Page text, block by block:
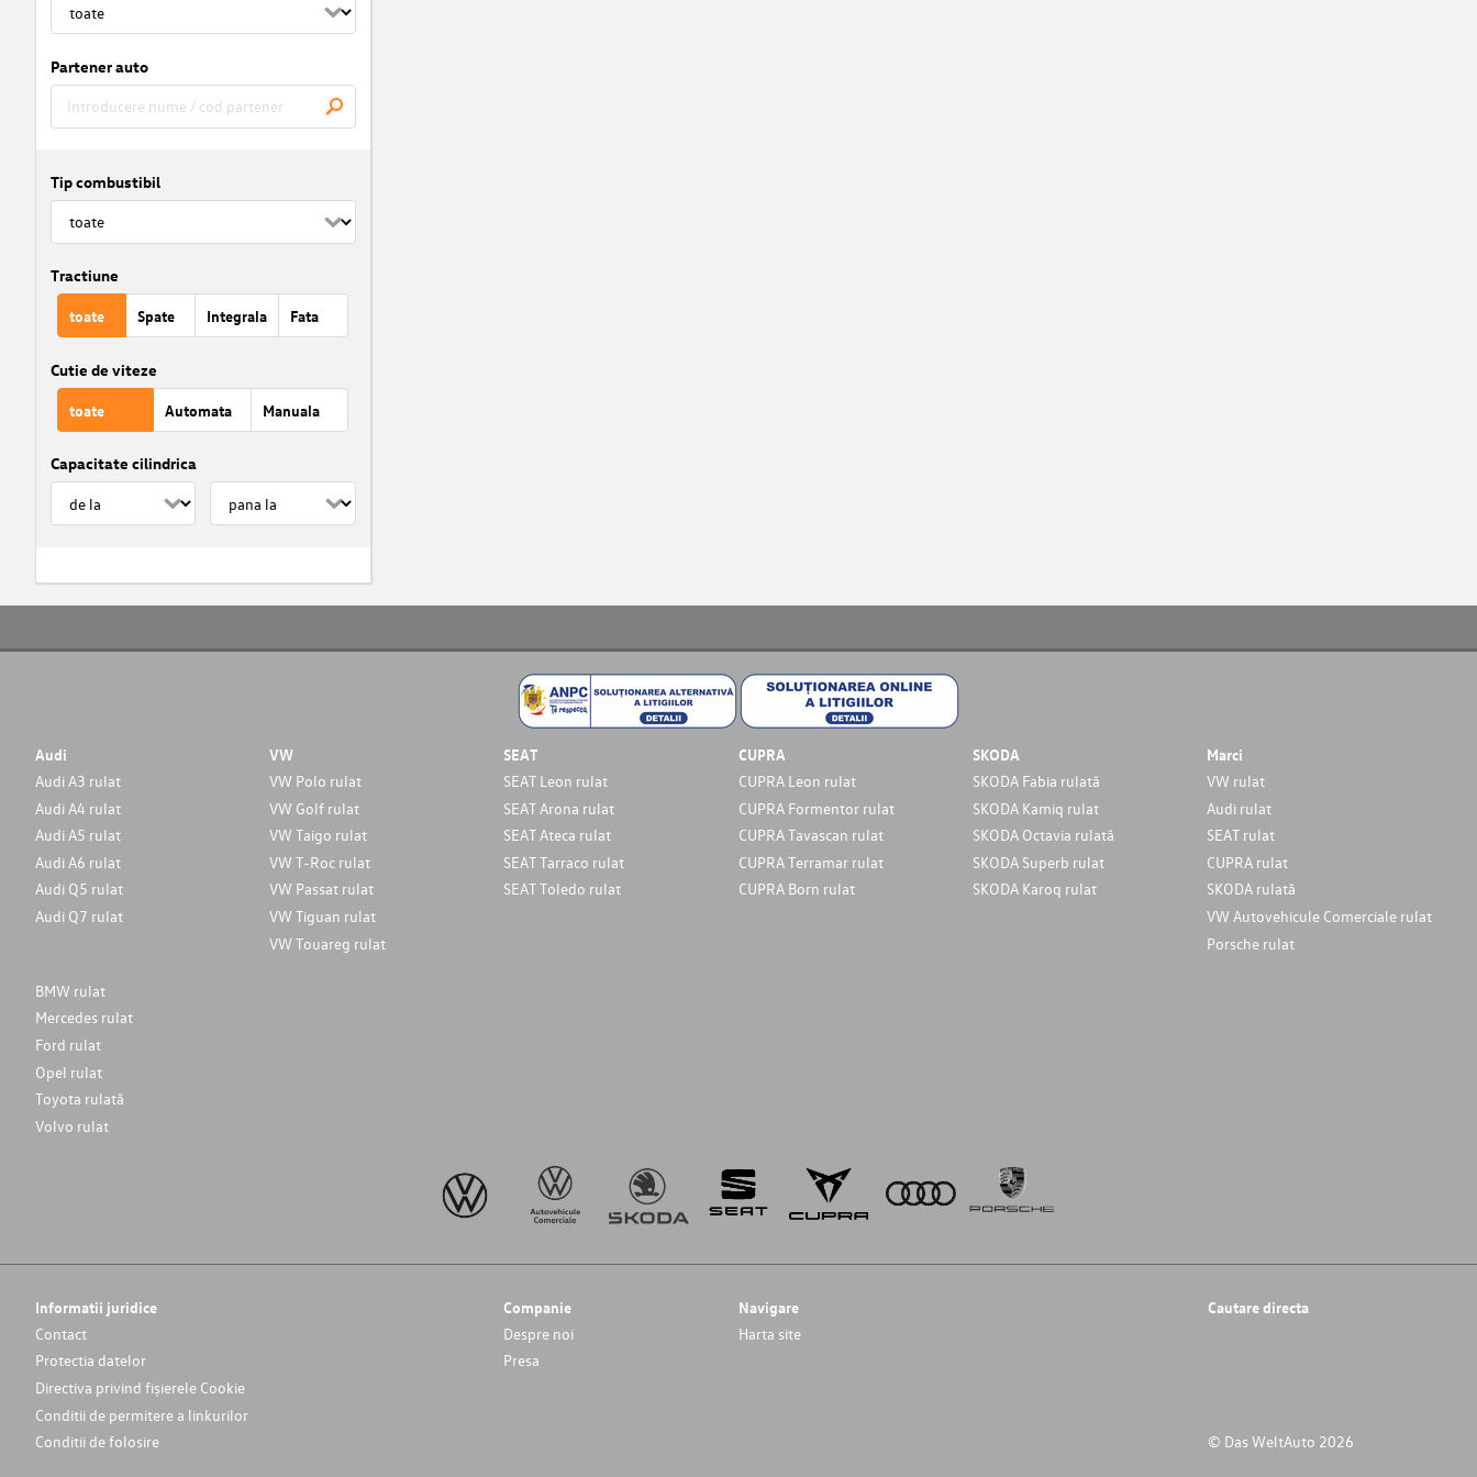
Partener auto
Tip combustibil
Tractiune
toate Spate Integrala Fata
Cutie de viteze
toate Automata Manuala
Capacitate cilindrica
Audi
Audi A3 rulat
Audi A4 rulat
Audi A5 rulat
Audi A6 rulat
Audi Q5 rulat
Audi Q7 rulat
VW
VW Polo rulat
VW Golf rulat
VW Taigo rulat
VW T-Roc rulat
VW Passat rulat
VW Tiguan rulat
VW Touareg rulat
SEAT
SEAT Leon rulat
SEAT Arona rulat
SEAT Ateca rulat
SEAT Tarraco rulat
SEAT Toledo rulat
CUPRA
CUPRA Leon rulat
CUPRA Formentor rulat
CUPRA Tavascan rulat
CUPRA Terramar rulat
CUPRA Born rulat
SKODA
SKODA Fabia rulată
SKODA Kamiq rulat
SKODA Octavia rulată
SKODA Superb rulat
SKODA Karoq rulat
Marci
VW rulat
Audi rulat
SEAT rulat
CUPRA rulat
SKODA rulată
VW Autovehicule Comerciale rulat
Porsche rulat
BMW rulat
Mercedes rulat
Ford rulat
Opel rulat
Toyota rulată
Volvo rulat
Informatii juridice
Contact
Protectia datelor
Directiva privind fișierele Cookie
Conditii de permitere a linkurilor
Conditii de folosire
Companie
Despre noi
Presa
Navigare
Harta site
Cautare directa
© Das WeltAuto 2026